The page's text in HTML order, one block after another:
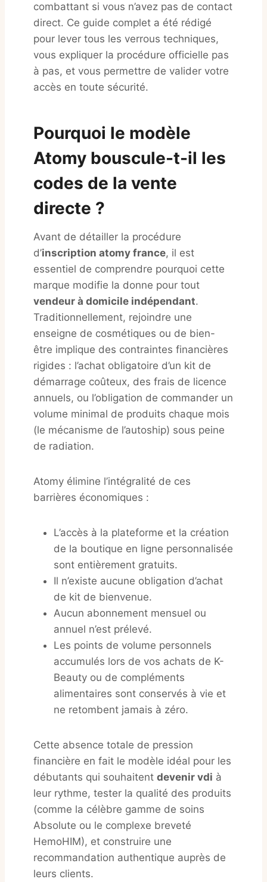
combattant si vous n’avez pas de contact
direct. Ce guide complet a été rédigé
pour lever tous les verrous techniques,
vous expliquer la procédure officielle pas
à pas, et vous permettre de valider votre
accès en toute sécurité.
Pourquoi le modèle
Atomy bouscule-t-il les
codes de la vente
directe ?
Avant de détailler la procédure
d’inscription atomy france, il est
essentiel de comprendre pourquoi cette
marque modifie la donne pour tout
vendeur à domicile indépendant.
Traditionnellement, rejoindre une
enseigne de cosmétiques ou de bien-
être implique des contraintes financières
rigides : l’achat obligatoire d’un kit de
démarrage coûteux, des frais de licence
annuels, ou l’obligation de commander un
volume minimal de produits chaque mois
(le mécanisme de l’autoship) sous peine
de radiation.
Atomy élimine l’intégralité de ces
barrières économiques :
L’accès à la plateforme et la création
de la boutique en ligne personnalisée
sont entièrement gratuits.
Il n’existe aucune obligation d’achat
de kit de bienvenue.
Aucun abonnement mensuel ou
annuel n’est prélevé.
Les points de volume personnels
accumulés lors de vos achats de K-
Beauty ou de compléments
alimentaires sont conservés à vie et
ne retombent jamais à zéro.
Cette absence totale de pression
financière en fait le modèle idéal pour les
débutants qui souhaitent devenir vdi à
leur rythme, tester la qualité des produits
(comme la célèbre gamme de soins
Absolute ou le complexe breveté
HemoHIM), et construire une
recommandation authentique auprès de
leurs clients.